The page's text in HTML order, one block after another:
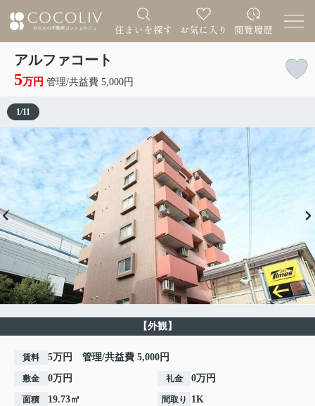
アルファコート
5万円 管理/共益費 5,000円
【外観】
1/11
賃料 5万円 管理/共益費 5,000円
敷金 0万円 礼金 0万円
面積 19.73㎡ 間取り 1K